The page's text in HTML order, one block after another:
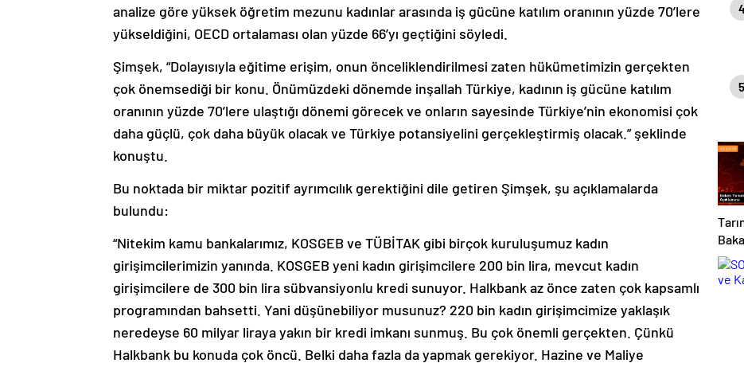
analize göre yüksek öğretim mezunu kadınlar arasında iş gücüne katılım oranının yüzde 70’lere
yükseldiğini, OECD ortalaması olan yüzde 66’yı geçtiğini söyledi.
Şimşek, “Dolayısıyla eğitime erişim, onun önceliklendirilmesi zaten hükümetimizin gerçekten
çok önemsediği bir konu. Önümüzdeki dönemde inşallah Türkiye, kadının iş gücüne katılım
oranının yüzde 70’lere ulaştığı dönemi görecek ve onların sayesinde Türkiye’nin ekonomisi çok
daha güçlü, çok daha büyük olacak ve Türkiye potansiyelini gerçekleştirmiş olacak.” şeklinde
konuştu.
Bu noktada bir miktar pozitif ayrımcılık gerektiğini dile getiren Şimşek, şu açıklamalarda
bulundu:
“Nitekim kamu bankalarımız, KOSGEB ve TÜBİTAK gibi birçok kuruluşumuz kadın
girişimcilerimizin yanında. KOSGEB yeni kadın girişimcilere 200 bin lira, mevcut kadın
girişimcilere de 300 bin lira sübvansiyonlu kredi sunuyor. Halkbank az önce zaten çok kapsamlı
programından bahsetti. Yani düşünebiliyor musunuz? 220 bin kadın girişimcimize yaklaşık
neredeyse 60 milyar liraya yakın bir kredi imkanı sunmuş. Bu çok önemli gerçekten. Çünkü
Halkbank bu konuda çok öncü. Belki daha fazla da yapmak gerekiyor. Hazine ve Maliye
4
5